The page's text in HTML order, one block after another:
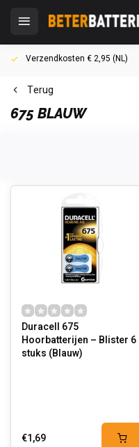
Verzendkosten € 2,95 (NL)
Terug
675 BLAUW
Duracell 675
Hoorbatterijen – Blister 6
stuks (Blauw)
€1,69